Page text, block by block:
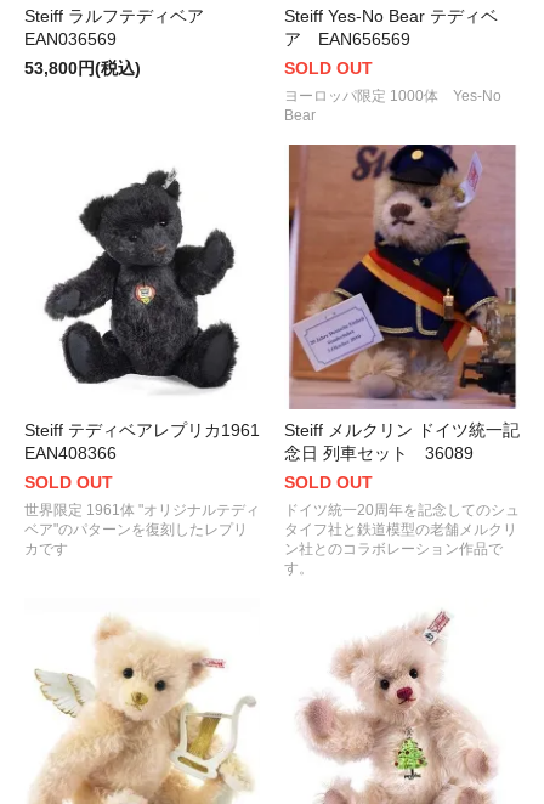
Steiff ラルフテディベア
EAN036569
53,800円(税込)
Steiff Yes-No Bear テディベ
ア EAN656569
SOLD OUT
ヨーロッパ限定 1000体 Yes-No
Bear
Steiff テディベアレプリカ1961
EAN408366
SOLD OUT
世界限定 1961体 "オリジナルテディ
ベア"のパターンを復刻したレプリ
カです
Steiff メルクリン ドイツ統一記
念日 列車セット 36089
SOLD OUT
ドイツ統一20周年を記念してのシュ
タイフ社と鉄道模型の老舗メルクリ
ン社とのコラボレーション作品で
す。